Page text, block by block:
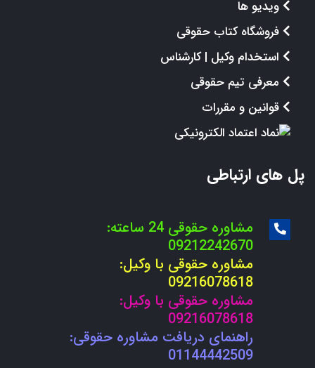
ویدیو ها
فروشگاه کتاب حقوقی
استخدام وکیل | کارشناس
معرفی تیم حقوقی
قوانین و مقررات
پل های ارتباطی
مشاوره حقوقی 24 ساعته:
09212242670
مشاوره حقوقی با وکیل:
09216078618
مشاوره حقوقی با وکیل:
09216078618
راهنمای دریافت مشاوره حقوقی:
01144442509